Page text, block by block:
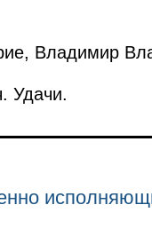
Владимир
Удачи.